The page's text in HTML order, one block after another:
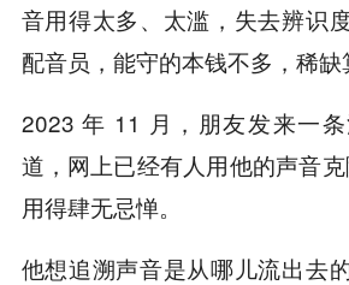
音用得太多、太滥，失去辨识
配音员，能守的本钱不多，稀缺
2023 年 11 月，朋友发来一
道，网上已经有人用他的声音克
用得肆无忌惮。
他想追溯声音是从哪儿流出去